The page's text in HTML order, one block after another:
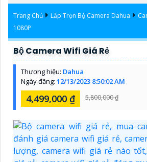
Trang Chủ Lắp Trọn Bộ Camera Dahua
1080P
Bộ Camera Wifi Giá Rẻ
Thương hiệu: Dahua
Ngày đăng: 12/13/2023 8:50:02 AM
4,499,000 ₫ 5,800,000 ₫